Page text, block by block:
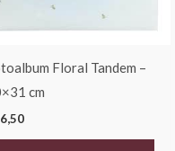
Floral Tandem –
cm